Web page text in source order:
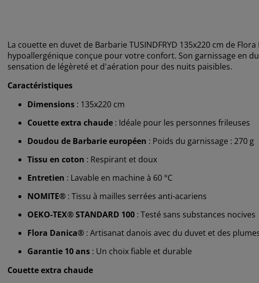
La couette en duvet de Barbarie TUSINDFRYD 135x220 cm de
hypoallergénique conçue pour votre confort. Son garnissage en
sensation de légèreté et d'aération pour des nuits paisibles.
Caractéristiques
Dimensions : 135x220 cm
Couette extra chaude : Idéale pour les personnes frileuses
Doudou de Barbarie européen : Poids du garnissage : 270 g
Tissu en coton : Respirant et doux
Entretien : Lavable en machine à 60 °C
NOMITE® : Tissu à mailles serrées anti-acariens
OEKO-TEX® STANDARD 100 : Testé sans substances nocives
Flora Danica® : Artisanat danois avec du duvet et des
Garantie 10 ans : Un choix fiable et durable
Couette extra chaude